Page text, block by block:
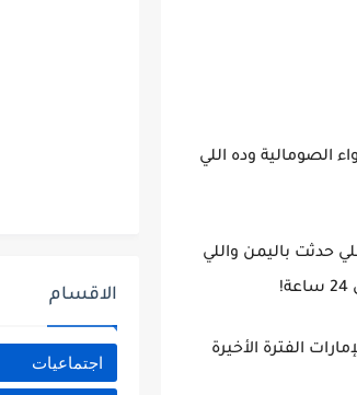
الصومالية وده اللي
حدثت باليمن واللي
الفترة الأخيرة
الاقسام
اجتماعيات